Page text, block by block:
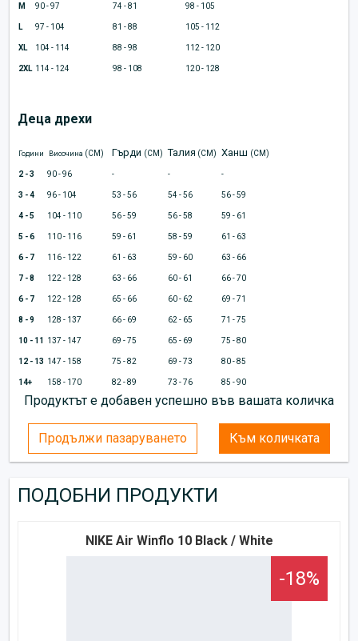
M 90 - 97 74 - 81 98 - 105
L 97 - 104 81 - 88 105 - 112
XL 104 - 114 88 - 98 112 - 120
2XL 114 - 124 98 - 108 120 - 128
Деца дрехи
Години Височина (CM) Гърди (CM) Талия (CM) Ханш (CM)
2 - 3 90 - 96 - - -
3 - 4 96 - 104 53 - 56 54 - 56 56 - 59
4 - 5 104 - 110 56 - 59 56 - 58 59 - 61
5 - 6 110 - 116 59 - 61 58 - 59 61 - 63
6 - 7 116 - 122 61 - 63 59 - 60 63 - 66
7 - 8 122 - 128 63 - 66 60 - 61 66 - 70
6 - 7 122 - 128 65 - 66 60 - 62 69 - 71
8 - 9 128 - 137 66 - 69 62 - 65 71 - 75
10 - 11 137 - 147 69 - 75 65 - 69 75 - 80
12 - 13 147 - 158 75 - 82 69 - 73 80 - 85
14+ 158 - 170 82 - 89 73 - 76 85 - 90
Продуктът е добавен успешно във вашата количка
Продължи пазаруването Към количката
ПОДОБНИ ПРОДУКТИ
NIKE Air Winflo 10 Black / White
-18%